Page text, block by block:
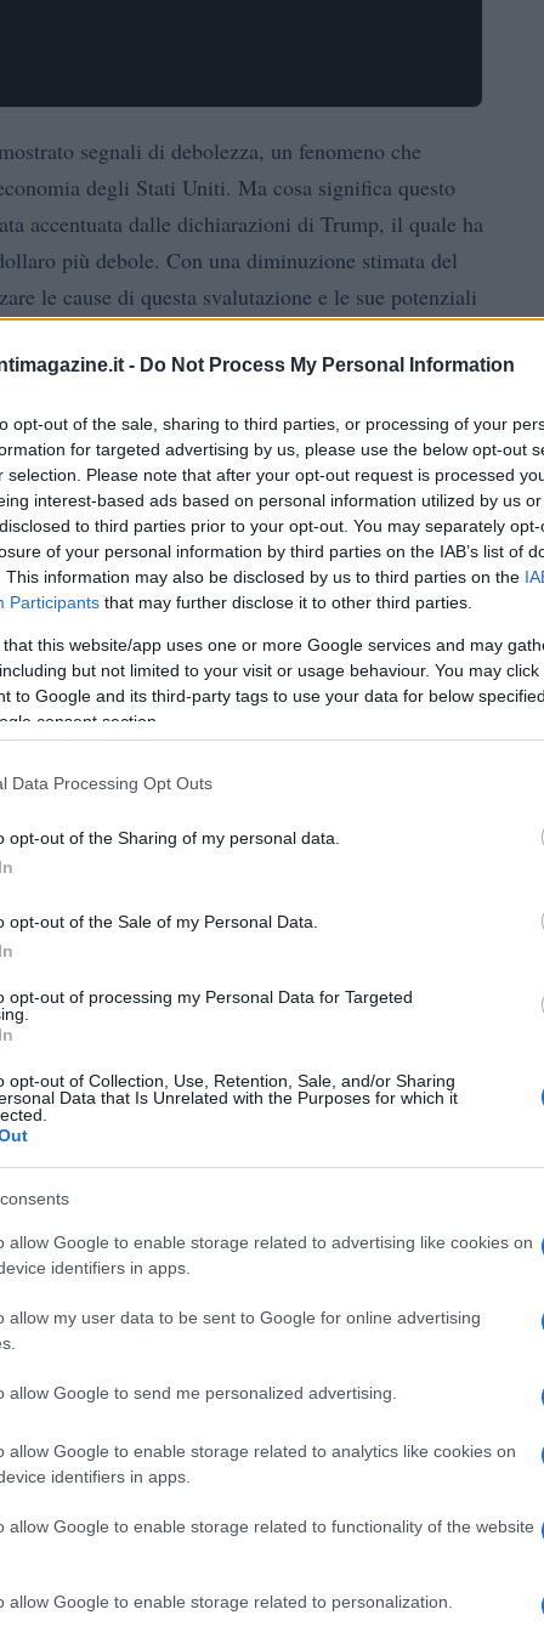
- Do Not Process My Personal Information
opt-out of the sale, sharing to third parties, or processing of your
for targeted advertising by us, please use the below opt-out
selection. Please note that after your opt-out request is processed
interest-based ads based on personal information utilized by us
to third parties prior to your opt-out. You may separately
of your personal information by third parties on the IAB’s list of
This information may also be disclosed by us to third parties on the
Participants that may further disclose it to other third parties.
that this website/app uses one or more Google services and may
but not limited to your visit or usage behaviour. You may
to Google and its third-party tags to use your data for below
consent section.
Data Processing Opt Outs
opt-out of the Sharing of my personal data.
opt-out of the Sale of my Personal Data.
opt-out of processing my Personal Data for Targeted
opt-out of Collection, Use, Retention, Sale, and/or Sharing
Data that Is Unrelated with the Purposes for which it
allow Google to enable storage related to advertising like cookies on
identifiers in apps.
allow my user data to be sent to Google for online advertising
allow Google to send me personalized advertising.
allow Google to enable storage related to analytics like cookies on
identifiers in apps.
allow Google to enable storage related to functionality of the website
allow Google to enable storage related to personalization.
segnali di debolezza, un fenomeno che
degli Stati Uniti. Ma cosa significa questo
accentuata dalle dichiarazioni di Trump, il quale ha
più debole. Con una diminuzione stimata del
le cause di questa svalutazione e le sue potenziali
dollaro
contesto di aumento dei rendimenti dei Treasury a
del suo status di rifugio sicuro. Recentemente, i
portando a un ulteriore abbassamento del valore del
nel mercato e quale ruolo giocano le politiche
Chiaie e Peltuonen nel 2014, il pass-through a
a0,35. Questo significa che per ogni variazione
variazione del3,5%nei prezzi al consumo.
i cambiamenti nel valore del dollaro influenzano
più debole potrebbe tradursi in prezzi più alti per
non possiamo ignorare.
potere d’acquisto
nel 2022 ha rivelato che il pass-through per i settori
Questo è un chiaro segnale che durante l’era
subito un cambiamento significativo. Ma quali
È importante notare che, secondo Mattschke e
di beni di consumo essenziali è composto da beni
necessariamente le pressioni inflazionistiche